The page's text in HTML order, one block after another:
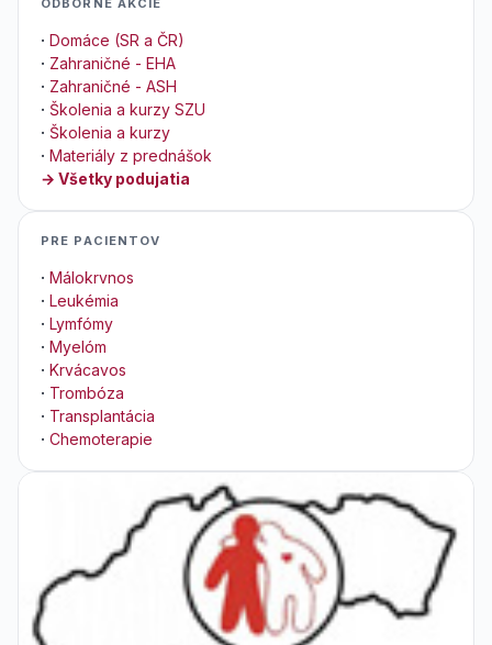
· Domáce (SR a ČR)
· Zahraničné - EHA
· Zahraničné - ASH
· Školenia a kurzy SZU
· Školenia a kurzy
· Materiály z prednášok
→ Všetky podujatia
PRE PACIENTOV
· Málokrvnos
· Leukémia
· Lymfómy
· Myelóm
· Krvácavos
· Trombóza
· Transplantácia
· Chemoterapie